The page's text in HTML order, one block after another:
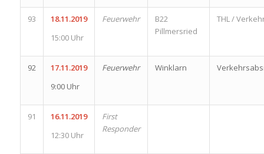
93
18.11.2019
15:00 Uhr
Feuerwehr
B22
Pillmersried
THL /
92
17.11.2019
9:00 Uhr
Feuerwehr Winklarn
91
16.11.2019
12:30 Uhr
First
Responder